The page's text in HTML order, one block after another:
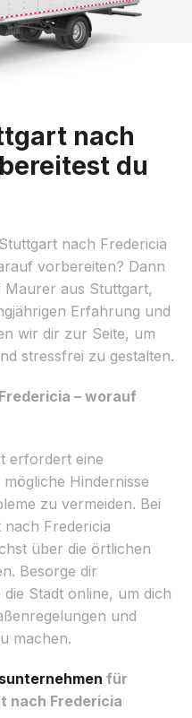
nach
du
nach Fredericia
vorbereiten? Dann
aus Stuttgart,
Erfahrung und
wir dir zur Seite, um
stressfrei zu gestalten.
– worauf
erfordert eine
Hindernisse
zu vermeiden. Bei
Fredericia
über die örtlichen
Besorge dir
Stadt online, um dich
und
machen.
für
nach Fredericia